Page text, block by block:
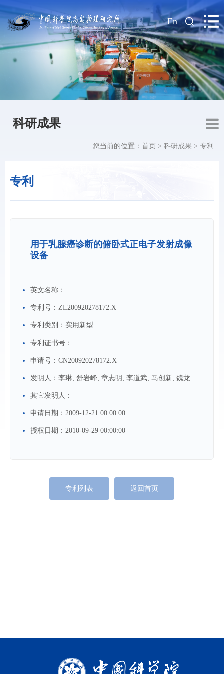
| En
科研成果
专利
您当前的位置： 首页 > 科研成果 > 专利
用于乳腺癌诊断的俯卧式正电子发射成像
设备
英文名称：
专利号： ZL200920278172.X
专利类别： 实用新型
专利证书号：
申请号： CN200920278172.X
发明人： 李琳; 舒岩峰; 章志明; 李道武; 马创新; 魏龙
其它发明人：
申请日期： 2009-12-21 00:00:00
授权日期： 2010-09-29 00:00:00
专利列表 返回首页